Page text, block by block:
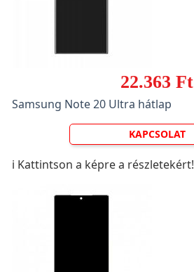
22.363 Ft
Samsung Note 20 Ultra hátlap
KAPCSOLAT
ℹ️ Kattintson a képre a részletekért!